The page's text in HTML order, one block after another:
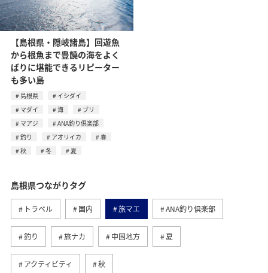
【島根県・隠岐諸島】回遊魚
から根魚まで豊饒の海をよく
ばりに堪能できるリピーター
も多い島
島根県
イシダイ
マダイ
海
ブリ
マアジ
ANA釣り倶楽部
釣り
アオリイカ
春
秋
冬 夏
島根県つながりタグ
トラベル 国内 旅マエ ANA釣り倶楽部
釣り 旅ナカ 中国地方 夏
アクティビティ 秋